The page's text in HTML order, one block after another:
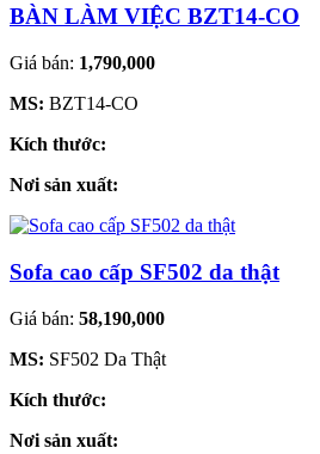
BÀN LÀM VIỆC BZT14-CO
Giá bán: 1,790,000
MS: BZT14-CO
Kích thước:
Nơi sản xuất:
Sofa cao cấp SF502 da thật
Giá bán: 58,190,000
MS: SF502 Da Thật
Kích thước:
Nơi sản xuất: